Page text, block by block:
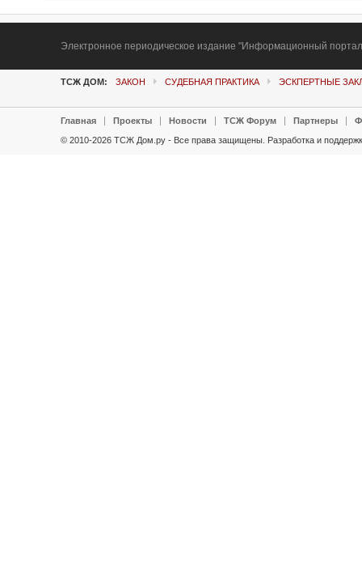
Электронное периодическое издание "Информационный
ТСЖ ДОМ: ЗАКОН СУДЕБНАЯ ПРАКТИКА ЭСКПЕРТНЫЕ
Главная Проекты Новости ТСЖ Форум Партнеры
© 2010-2026 ТСЖ Дом.ру - Все права защищены. Разработка и